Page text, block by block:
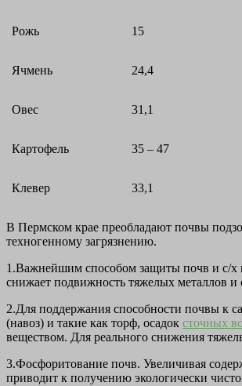
Рожь 15
Ячмень 24,4
Овес 31,1
Картофель 35 – 47
Клевер 33,1
В Пермском крае преобладают почвы
техногенному загрязнению.
1.Важнейшим способом защиты почв и с/х
снижает подвижность тяжелых металлов и
2.Для поддержания способности почвы к
(навоз) и такие как торф, осадок сточных
веществом. Для реального снижения
3.Фосфоритование почв. Увеличивая
приводит к получению экологически